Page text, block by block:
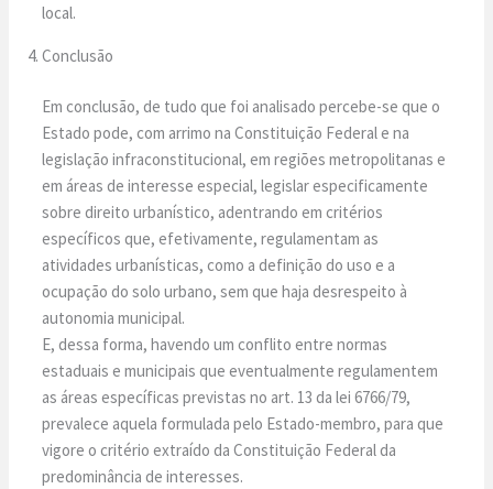
local.
Conclusão
Em conclusão, de tudo que foi analisado percebe-se que o
Estado pode, com arrimo na Constituição Federal e na
legislação infraconstitucional, em regiões metropolitanas e
em áreas de interesse especial, legislar especificamente
sobre direito urbanístico, adentrando em critérios
específicos que, efetivamente, regulamentam as
atividades urbanísticas, como a definição do uso e a
ocupação do solo urbano, sem que haja desrespeito à
autonomia municipal.
E, dessa forma, havendo um conflito entre normas
estaduais e municipais que eventualmente regulamentem
as áreas específicas previstas no art. 13 da lei 6766/79,
prevalece aquela formulada pelo Estado-membro, para que
vigore o critério extraído da Constituição Federal da
predominância de interesses.